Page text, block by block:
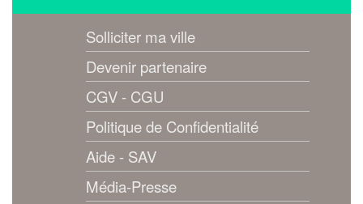
Solliciter ma ville
Devenir partenaire
CGV - CGU
Politique de Confidentialité
Aide - SAV
Média-Presse